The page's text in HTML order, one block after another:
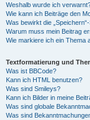
Weshalb wurde ich
Wie kann ich Beiträge den
Was bewirkt die
Warum muss mein Beitrag
Wie markiere ich ein Thema
Textformatierung und
Was ist BBCode?
Kann ich HTML benutzen?
Was sind Smileys?
Kann ich Bilder in meine
Was sind globale
Was sind